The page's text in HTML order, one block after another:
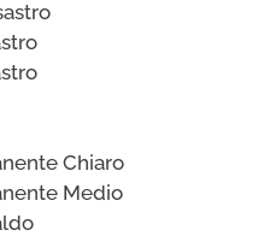
Chiaro
Medio